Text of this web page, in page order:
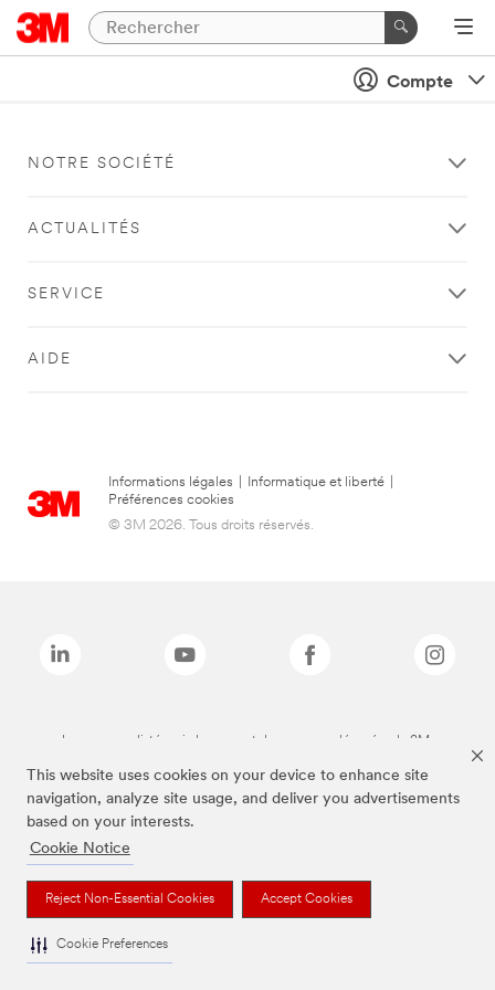
This website uses cookies on your device to enhance site
navigation, analyze site usage, and deliver you advertisements
based on your interests.
Cookie Notice
Reject Non-Essential Cookies Accept Cookies
Cookie Preferences
Compte
NOTRE SOCIÉTÉ
ACTUALITÉS
SERVICE
AIDE
Informations légales Informatique et liberté
Préférences cookies
© 3M 2026. Tous droits réservés.
Les marques listées ci-dessus sont des marques déposées de 3M.